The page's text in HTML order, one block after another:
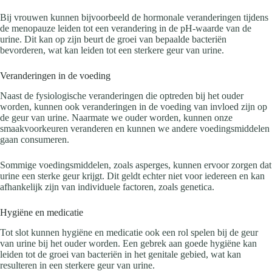
Bij vrouwen kunnen bijvoorbeeld de hormonale veranderingen tijdens
de menopauze leiden tot een verandering in de pH-waarde van de
urine. Dit kan op zijn beurt de groei van bepaalde bacteriën
bevorderen, wat kan leiden tot een sterkere geur van urine.
Veranderingen in de voeding
Naast de fysiologische veranderingen die optreden bij het ouder
worden, kunnen ook veranderingen in de voeding van invloed zijn op
de geur van urine. Naarmate we ouder worden, kunnen onze
smaakvoorkeuren veranderen en kunnen we andere voedingsmiddelen
gaan consumeren.
Sommige voedingsmiddelen, zoals asperges, kunnen ervoor zorgen dat
urine een sterke geur krijgt. Dit geldt echter niet voor iedereen en kan
afhankelijk zijn van individuele factoren, zoals genetica.
Hygiëne en medicatie
Tot slot kunnen hygiëne en medicatie ook een rol spelen bij de geur
van urine bij het ouder worden. Een gebrek aan goede hygiëne kan
leiden tot de groei van bacteriën in het genitale gebied, wat kan
resulteren in een sterkere geur van urine.